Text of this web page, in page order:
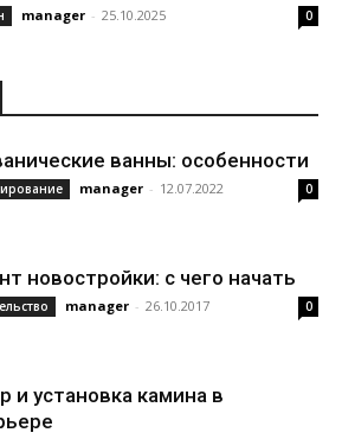
manager - 25.10.2025 0
ванны: особенности
manager - 12.07.2022 0
новостройки: с чего начать
manager - 26.10.2017 0
и установка камина в